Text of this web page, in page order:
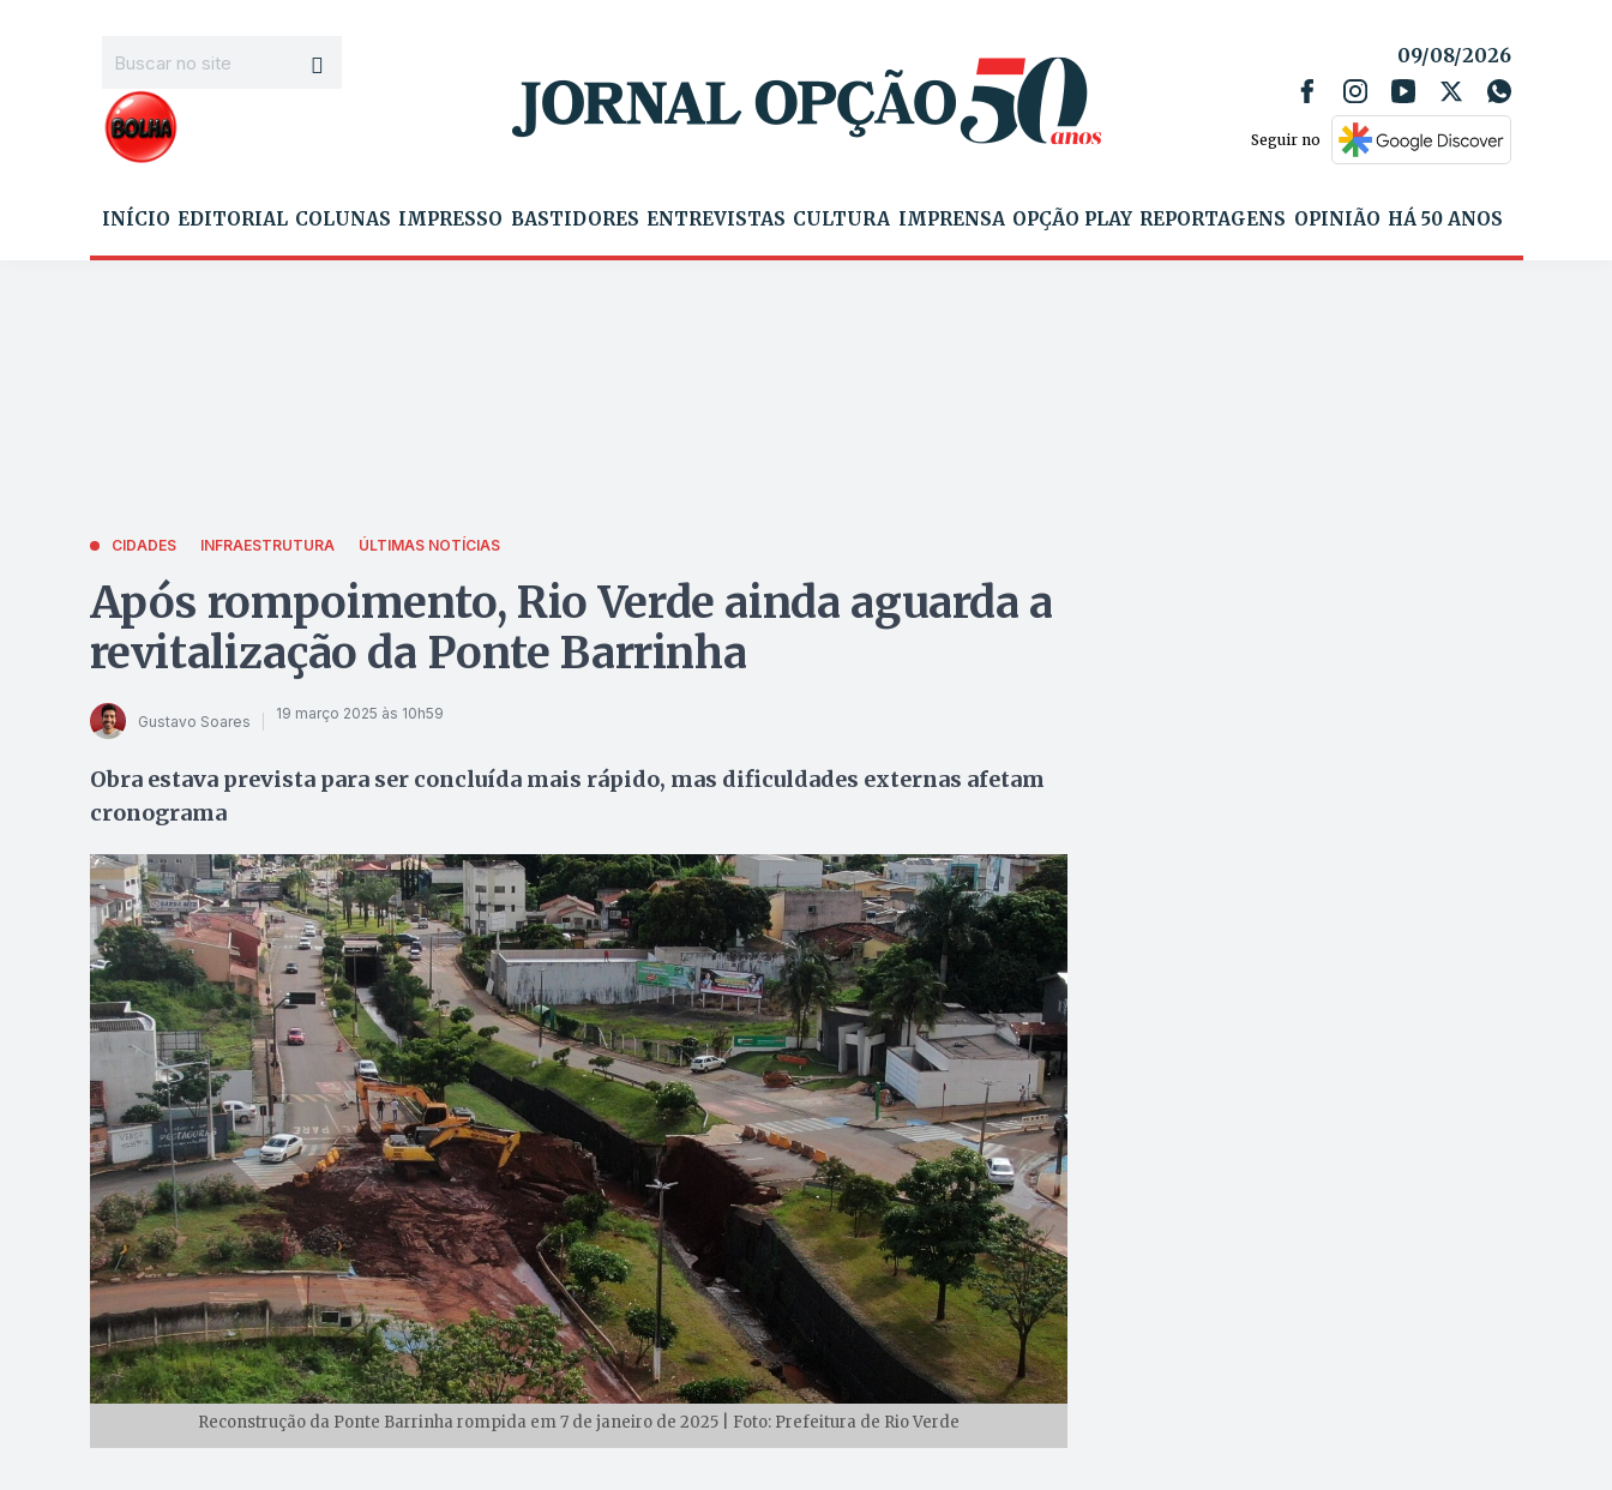
09/08/2026
Seguir no
INÍCIO EDITORIAL COLUNAS IMPRESSO BASTIDORES ENTREVISTAS CULTURA IMPRENSA OPÇÃO PLAY REPORTAGENS OPINIÃO HÁ 50 ANOS
CIDADES INFRAESTRUTURA ÚLTIMAS NOTÍCIAS
Após rompoimento, Rio Verde ainda aguarda a
revitalização da Ponte Barrinha
Gustavo Soares 19 março 2025 às 10h59
Obra estava prevista para ser concluída mais rápido, mas dificuldades externas afetam
cronograma
Reconstrução da Ponte Barrinha rompida em 7 de janeiro de 2025 | Foto: Prefeitura de Rio Verde